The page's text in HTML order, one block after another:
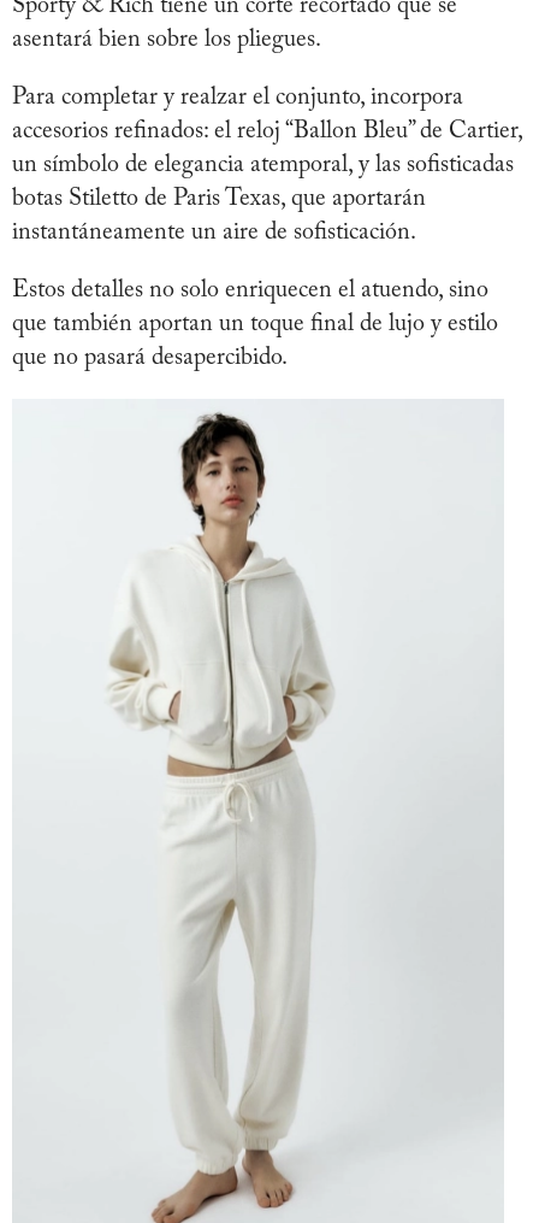
Sporty & Rich tiene un corte recortado que se
asentará bien sobre los pliegues.
Para completar y realzar el conjunto, incorpora
accesorios refinados: el reloj “Ballon Bleu” de Cartier,
un símbolo de elegancia atemporal, y las sofisticadas
botas Stiletto de Paris Texas, que aportarán
instantáneamente un aire de sofisticación.
Estos detalles no solo enriquecen el atuendo, sino
que también aportan un toque final de lujo y estilo
que no pasará desapercibido.